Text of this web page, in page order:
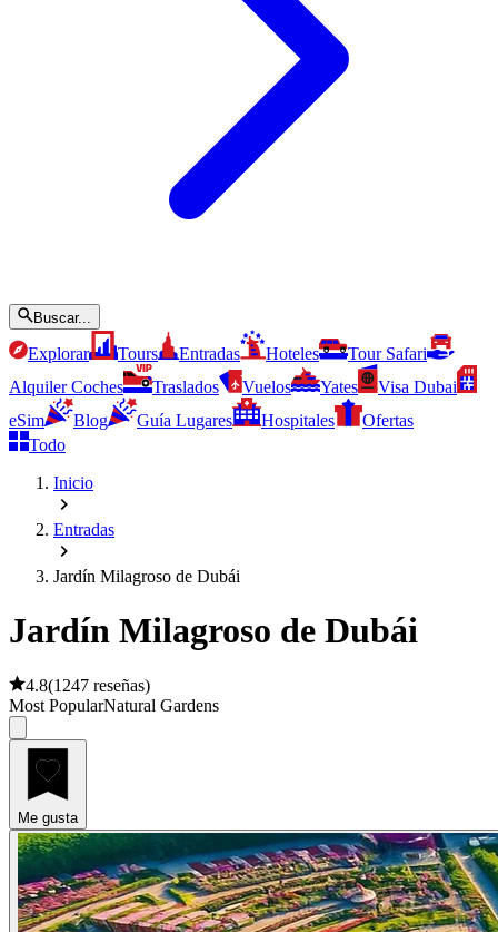
Buscar...
Explorar Tours Entradas Hoteles
Tour Safari
Alquiler Coches
Traslados Vuelos Yates
Visa Dubai
eSim
Blog Guía Lugares Hospitales
Ofertas
Todo
Inicio
Entradas
Jardín Milagroso de Dubái
Jardín Milagroso de Dubái
4.8(1247 reseñas)
Most PopularNatural Gardens
Me gusta